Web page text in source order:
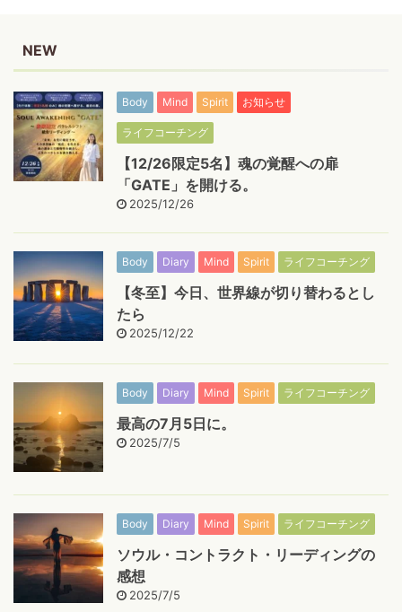
NEW
Body Mind Spirit お知らせ
ライフコーチング
【12/26限定5名】魂の覚醒への扉
「GATE」を開ける。
2025/12/26
Body Diary Mind Spirit ライフコーチング
【冬至】今日、世界線が切り替わるとし
たら
2025/12/22
Body Diary Mind Spirit ライフコーチング
最高の7月5日に。
2025/7/5
Body Diary Mind Spirit ライフコーチング
ソウル・コントラクト・リーディングの
感想
2025/7/5